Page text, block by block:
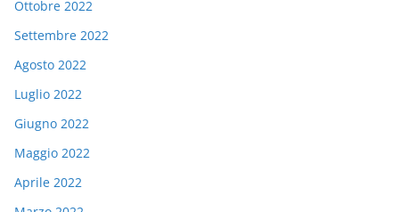
Ottobre 2022
Settembre 2022
Agosto 2022
Luglio 2022
Giugno 2022
Maggio 2022
Aprile 2022